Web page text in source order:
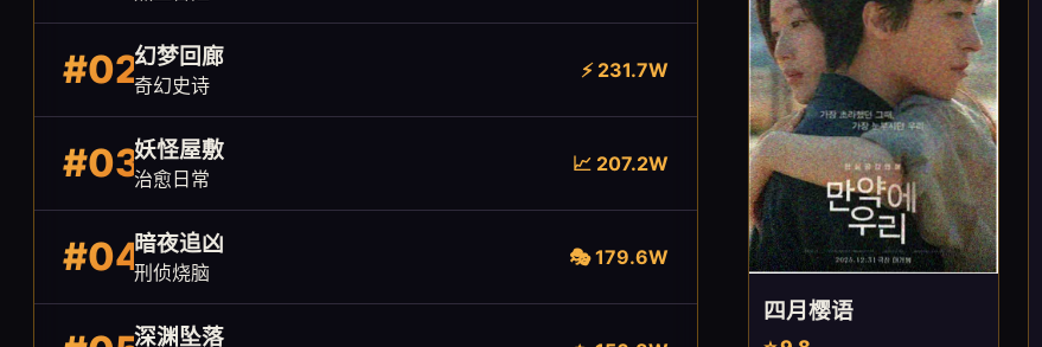
#02幻梦回廊
奇幻史诗
⚡ 231.7W
#03妖怪屋敷
治愈日常
📈 207.2W
#04暗夜追凶
刑侦烧脑
🎭 179.6W
深渊坠落
四月樱语